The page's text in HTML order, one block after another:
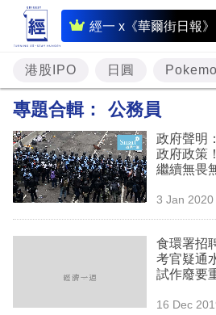
經一 x《華爾街日報》
即
時
財
經
題
投
資
樓
港股IPO 日圓
專題合輯： 公務員
政府聲明
政府政策
繼續無畏
3 Jan 2020
食環署招
考官疑通
試作廢要
16 Dec